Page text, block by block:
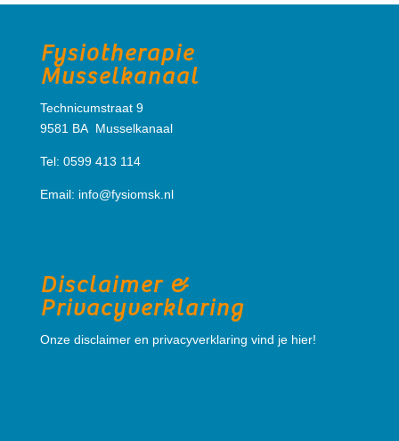
Fysiotherapie
Musselkanaal
Technicumstraat 9
9581 BA Musselkanaal
Tel: 0599 413 114
Email: info@fysiomsk.nl
Disclaimer &
Privacyverklaring
Onze disclaimer en privacyverklaring vind je hier!